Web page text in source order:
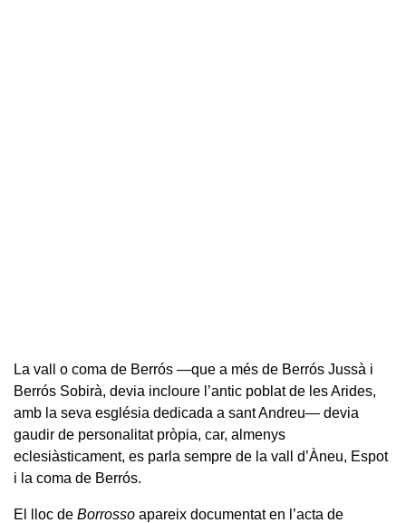
La vall o coma de Berrós —que a més de Berrós Jussà i
Berrós Sobirà, devia incloure l’antic poblat de les Arides,
amb la seva església dedicada a sant Andreu— devia
gaudir de personalitat pròpia, car, almenys
eclesiàsticament, es parla sempre de la vall d’Àneu, Espot
i la coma de Berrós.
El lloc de Borrosso apareix documentat en l’acta de